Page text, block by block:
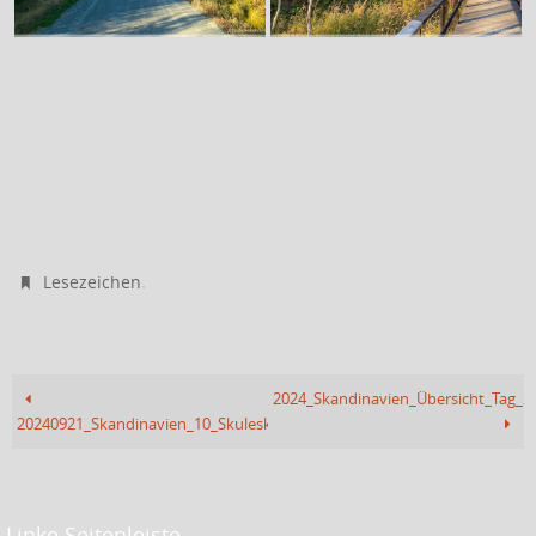
Lesezeichen.
20240921_Skandinavien_10_Skuleskogen_Wandern_I